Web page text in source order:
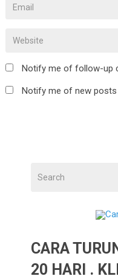
Notify me of follow-up
Notify me of new posts
CARA
20 HARI .